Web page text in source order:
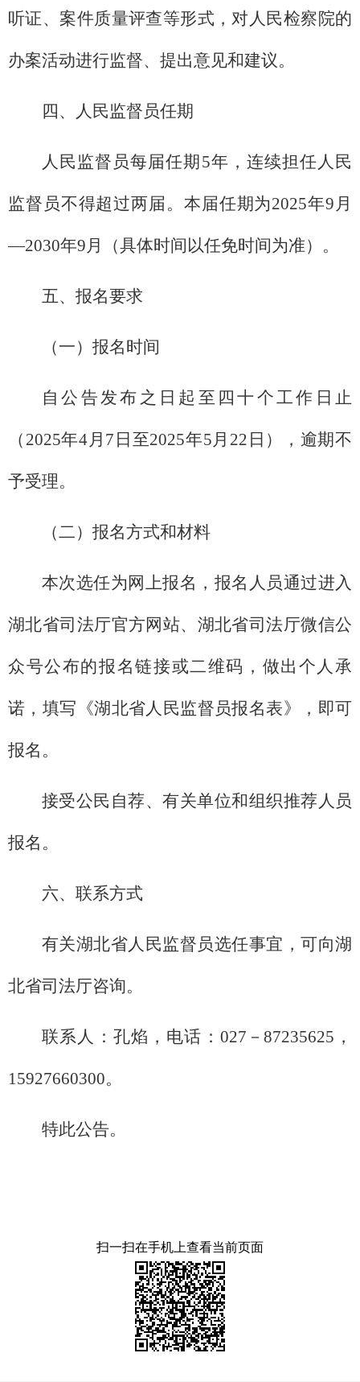
听证、案件质量评查等形式，对人民检察院的
办案活动进行监督、提出意见和建议。
四、人民监督员任期
人民监督员每届任期5年，连续担任人民
监督员不得超过两届。本届任期为2025年9月
—2030年9月（具体时间以任免时间为准）。
五、报名要求
（一）报名时间
自公告发布之日起至四十个工作日止
（2025年4月7日至2025年5月22日），逾期不
予受理。
（二）报名方式和材料
本次选任为网上报名，报名人员通过进入
湖北省司法厅官方网站、湖北省司法厅微信公
众号公布的报名链接或二维码，做出个人承
诺，填写《湖北省人民监督员报名表》，即可
报名。
接受公民自荐、有关单位和组织推荐人员
报名。
六、联系方式
有关湖北省人民监督员选任事宜，可向湖
北省司法厅咨询。
联系人：孔焰，电话：027－87235625，
15927660300。
特此公告。
扫一扫在手机上查看当前页面